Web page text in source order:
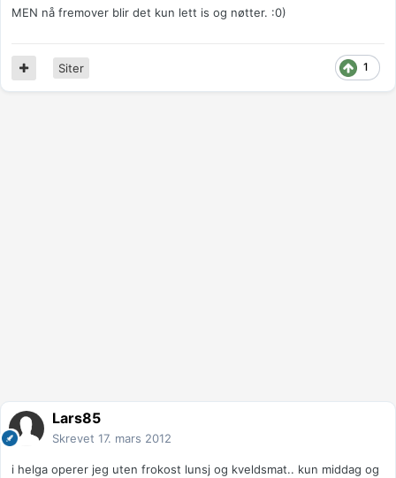
MEN nå fremover blir det kun lett is og nøtter. :0)
1
Siter
Lars85
Skrevet 17. mars 2012
i helga operer jeg uten frokost lunsj og kveldsmat.. kun middag og